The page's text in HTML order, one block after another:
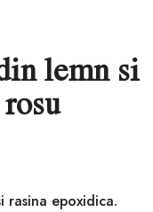
lemn si
rasina epoxidica.